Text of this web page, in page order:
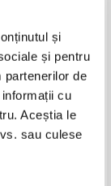
și
și pentru
partenerilor de
cu
Aceștia le
sau culese
- Ispititoarea
(cu autograful
22,10 Lei